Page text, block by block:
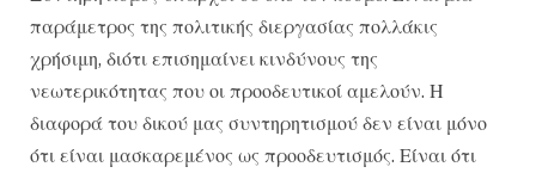
παράμετρος της πολιτικής διεργασίας πολλάκις
χρήσιμη, διότι επισημαίνει κινδύνους της
νεωτερικότητας που οι προοδευτικοί αμελούν. Η
διαφορά του δικού μας συντηρητισμού δεν είναι μόνο
ότι είναι μασκαρεμένος ως προοδευτισμός. Είναι ότι